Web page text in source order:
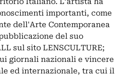
importanti, come
dell'Arte Contemporanea
del suo
sul sito LENSCULTURE;
giornali nazionali e vincere
ed internazionale, tra cui il